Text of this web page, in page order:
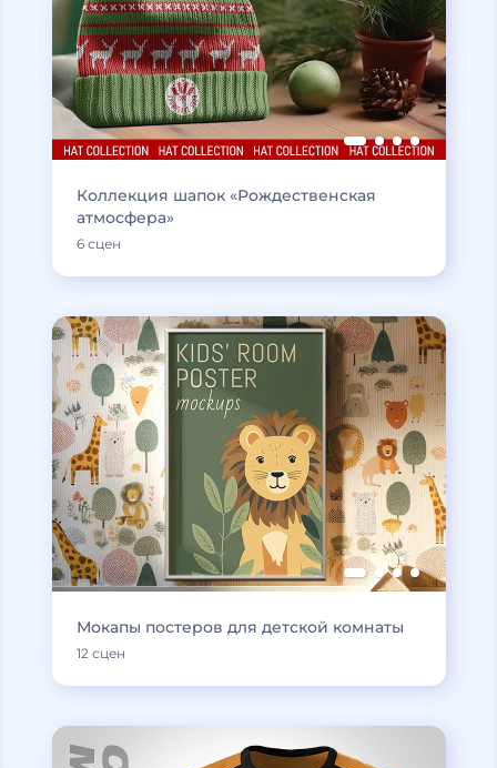
Коллекция шапок «Рождественская
атмосфера»
6 сцен
Мокапы постеров для детской комнаты
12 сцен